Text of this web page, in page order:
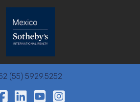
(55) 5929.5252